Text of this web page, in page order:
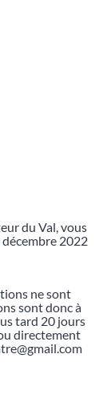
du Val, vous
2022
ne sont
sont donc à
tard 20 jours
directement